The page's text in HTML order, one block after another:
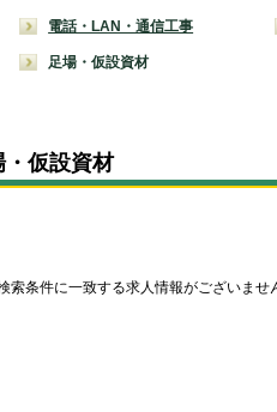
電話・LAN・通信工事
足場・仮設資材
・仮設資材
索条件に一致する求人情報がございませ